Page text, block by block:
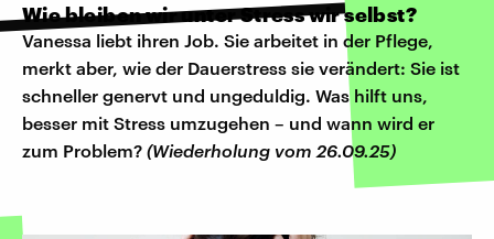
Wie bleiben wir unter Stress wir selbst?
Vanessa liebt ihren Job. Sie arbeitet in der Pflege,
merkt aber, wie der Dauerstress sie verändert: Sie ist
schneller genervt und ungeduldig. Was hilft uns,
besser mit Stress umzugehen – und wann wird er
zum Problem? (Wiederholung vom 26.09.25)